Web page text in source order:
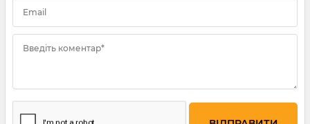
Email
Введіть коментар*